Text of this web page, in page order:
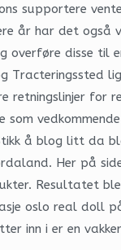
supportere
år har det også
overføre disse til
retningslinjer for
å blog litt da
Her på
Resultatet
oslo real doll
inn i er en